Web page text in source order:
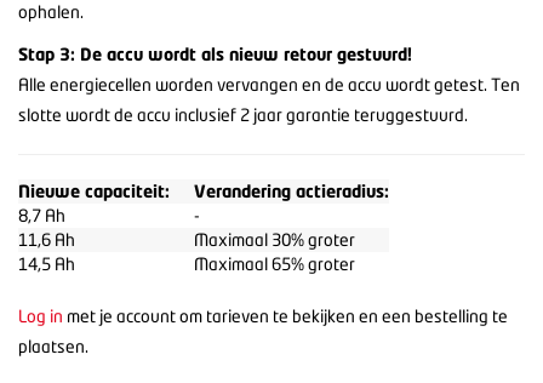
ophalen.
Stap 3: De accu wordt als nieuw retour gestuurd!
Alle energiecellen worden vervangen en de accu wordt getest. Ten
slotte wordt de accu inclusief 2 jaar garantie teruggestuurd.
Nieuwe capaciteit: Verandering actieradius:
8,7 Ah
-
11,6 Ah
Maximaal 30% groter
14,5 Ah
Maximaal 65% groter
Log in met je account om tarieven te bekijken en een bestelling te
plaatsen.